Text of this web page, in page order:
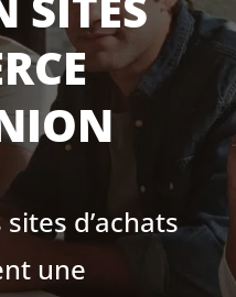
d’achats
une